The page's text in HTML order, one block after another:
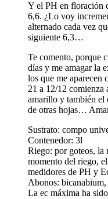
Y el PH en floración
6,6. ¿Lo voy
alternado cada vez
siguiente 6,3…
Te comento, porque
días y me amagar la
los que me aparecen
21 a 12/12 comienza
amarillo y también el
de otras hojas…
Sustrato: compo
Contenedor: 3l
Riego: por goteos, la
momento del riego,
medidores de PH y
Abonos:
La ec máxima ha